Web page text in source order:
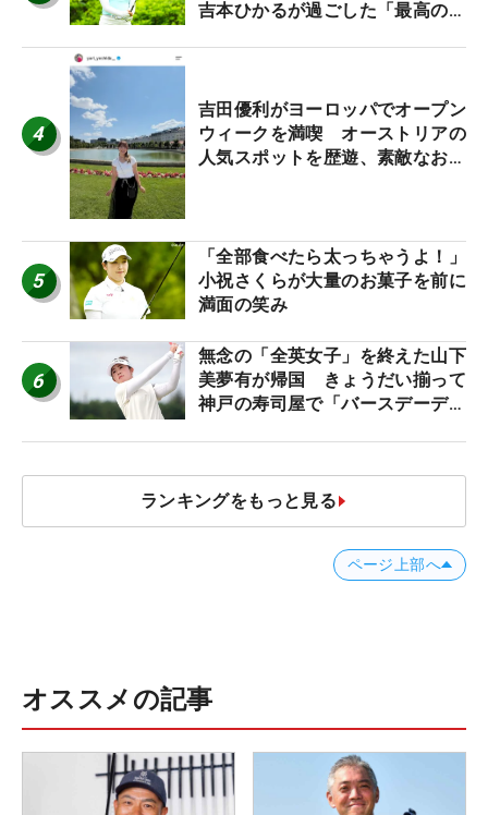
吉本ひかるが過ごした「最高の夏
4
吉田優利がヨーロッパでオープン
ウィークを満喫 オーストリアの
人気スポットを歴遊、素敵なお土
5
「全部食べたら太っちゃうよ！」
小祝さくらが大量のお菓子を前に
満面の笑み
6
無念の「全英女子」を終えた山下
美夢有が帰国 きょうだい揃って
神戸の寿司屋で「バースデーディ
ランキングをもっと見る
ページ上部へ
オススメの記事